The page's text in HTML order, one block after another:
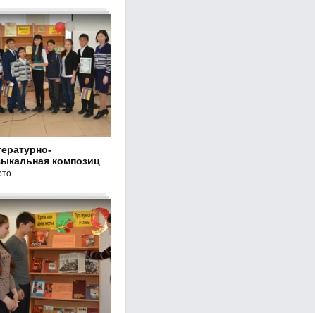
композиц